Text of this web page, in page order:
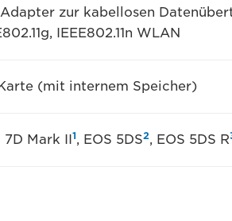
zur kabellosen
IEEE802.11n WLAN
(mit internem Speicher)
7D Mark II 1, EOS 5DS2, EOS 5DS R